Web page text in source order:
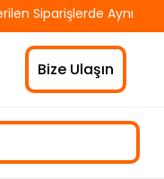
Siparişlerde Aynı Gün
Bize Ulaşın